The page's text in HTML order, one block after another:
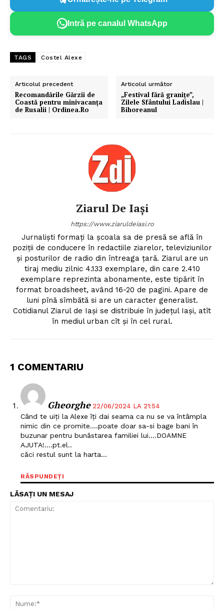
Intră pe canalul WhatsApp
TAGS Costel Alexe
Articolul precedent
Recomandările Gărzii de
Coastă pentru minivacanța
de Rusalii | Ordinea.Ro
Articolul următor
„Festival fără granițe”,
Zilele Sfântului Ladislau |
Bihoreanul
Ziarul De Iași
https://www.ziaruldeiasi.ro
Jurnalişti formaţi la şcoala sa de presă se află în
poziţii de conducere în redactiile ziarelor, televiziunilor
şi posturilor de radio din întreaga ţară. Ziarul are un
tiraj mediu zilnic 4.133 exemplare, din care 2.410
exemplare reprezinta abonamente, este tipărit în
format broadsheet, având 16-20 de pagini. Apare de
luni pînă sîmbătă si are un caracter generalist.
Cotidianul Ziarul de Iaşi se distribuie în judeţul Iaşi, atît
în mediul urban cît şi în cel rural.
1 COMENTARIU
Gheorghe 22/06/2024 LA 21:54
Când te uiți la Alexe îți dai seama ca nu se va întâmpla
nimic din ce promite….poate doar sa-si bage bani în
buzunar pentru bunăstarea familiei lui….DOAMNE
AJUTA!….pt.el..
căci restul sunt la harta…
RĂSPUNDEȚI
LĂSAȚI UN MESAJ